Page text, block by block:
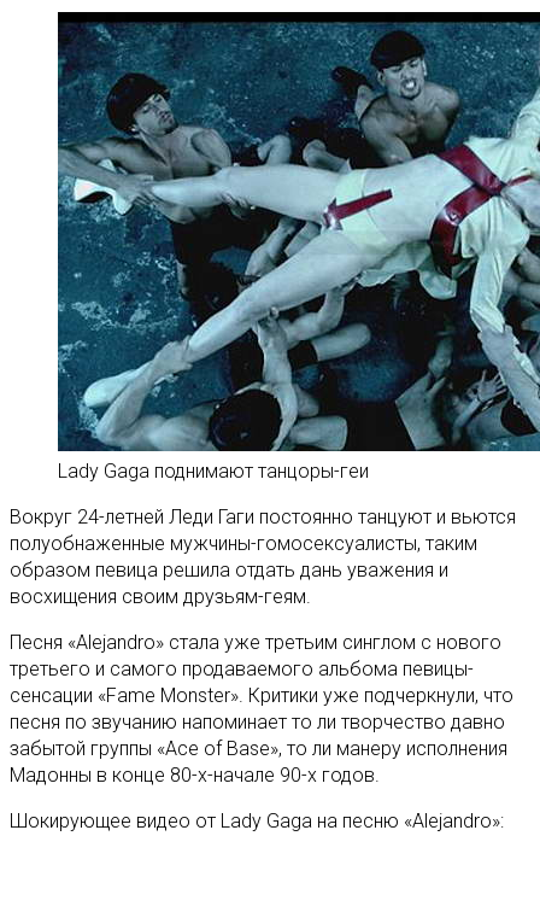
Lady Gaga поднимают танцоры-геи
Вокруг 24-летней Леди Гаги постоянно танцуют и вьются
полуобнаженные мужчины-гомосексуалисты, таким
образом певица решила отдать дань уважения и
восхищения своим друзьям-геям.
Песня «Alejandro» стала уже третьим синглом с нового
третьего и самого продаваемого альбома певицы-
сенсации «Fame Monster». Критики уже подчеркнули, что
песня по звучанию напоминает то ли творчество давно
забытой группы «Ace of Base», то ли манеру исполнения
Мадонны в конце 80-х-начале 90-х годов.
Шокирующее видео от Lady Gaga на песню «Alejandro»: